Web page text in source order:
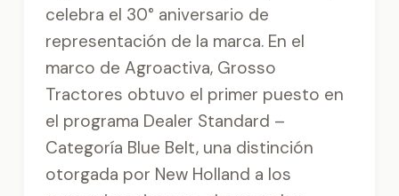
celebra el 30° aniversario de
representación de la marca. En el
marco de Agroactiva, Grosso
Tractores obtuvo el primer puesto en
el programa Dealer Standard –
Categoría Blue Belt, una distinción
otorgada por New Holland a los